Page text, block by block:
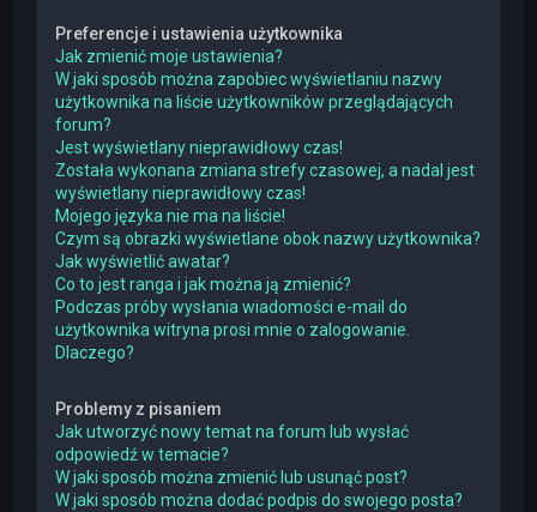
Preferencje i ustawienia użytkownika
Jak zmienić moje ustawienia?
W jaki sposób można zapobiec wyświetlaniu nazwy
użytkownika na liście użytkowników przeglądających
forum?
Jest wyświetlany nieprawidłowy czas!
Została wykonana zmiana strefy czasowej, a nadal jest
wyświetlany nieprawidłowy czas!
Mojego języka nie ma na liście!
Czym są obrazki wyświetlane obok nazwy użytkownika?
Jak wyświetlić awatar?
Co to jest ranga i jak można ją zmienić?
Podczas próby wysłania wiadomości e-mail do
użytkownika witryna prosi mnie o zalogowanie.
Dlaczego?
Problemy z pisaniem
Jak utworzyć nowy temat na forum lub wysłać
odpowiedź w temacie?
W jaki sposób można zmienić lub usunąć post?
W jaki sposób można dodać podpis do swojego posta?